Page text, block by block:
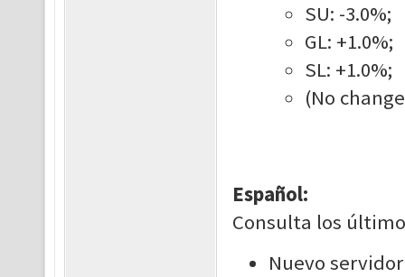
SU: -3.0%;
GL: +1.0%;
SL: +1.0%;
(No
Español:
Consulta los
Nuevo